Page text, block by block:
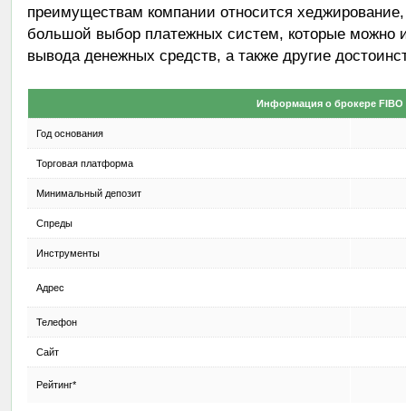
преимуществам компании относится хеджирование,
большой выбор платежных систем, которые можно
вывода денежных средств, а также другие
Информация о брокере FIBO
Год основания
Торговая платформа
Минимальный депозит
Спреды
Инструменты
Адрес
Телефон
Сайт
Рейтинг*